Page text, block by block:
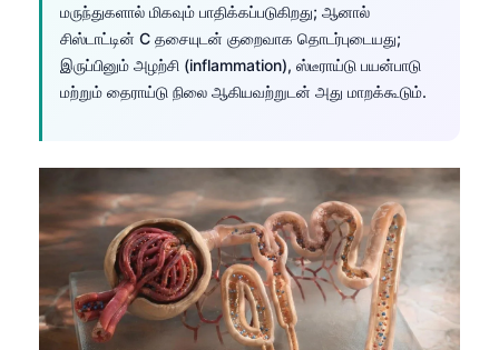
மருந்துகளால் மிகவும் பாதிக்கப்படுகிறது; ஆனால்
சிஸ்டாட்டின் C தசையுடன் குறைவாக தொடர்புடையது;
இருப்பினும் அழற்சி (inflammation), ஸ்டீராய்டு பயன்பாடு
மற்றும் தைராய்டு நிலை ஆகியவற்றுடன் அது மாறக்கூடும்.